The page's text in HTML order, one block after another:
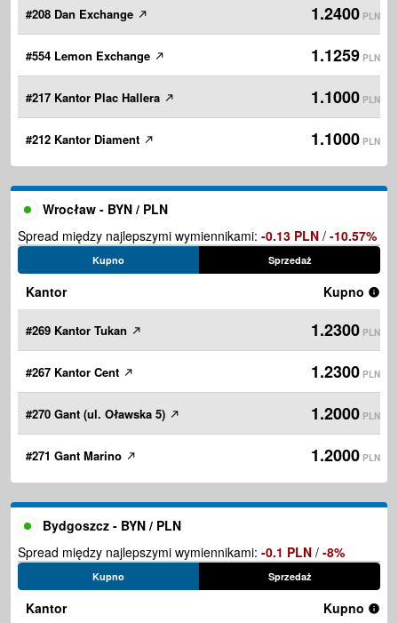
#208 Dan Exchange 1.2400 PLN
#554 Lemon Exchange 1.1259 PLN
#217 Kantor Plac Hallera 1.1000 PLN
#212 Kantor Diament 1.1000 PLN
Wrocław - BYN / PLN
Spread między najlepszymi wymiennikami: -0.13 PLN / -10.57%
Kupno Sprzedaż
Kantor Kupno
#269 Kantor Tukan 1.2300 PLN
#267 Kantor Cent 1.2300 PLN
#270 Gant (ul. Oławska 5) 1.2000 PLN
#271 Gant Marino 1.2000 PLN
Bydgoszcz - BYN / PLN
Spread między najlepszymi wymiennikami: -0.1 PLN / -8%
Kupno Sprzedaż
Kantor Kupno